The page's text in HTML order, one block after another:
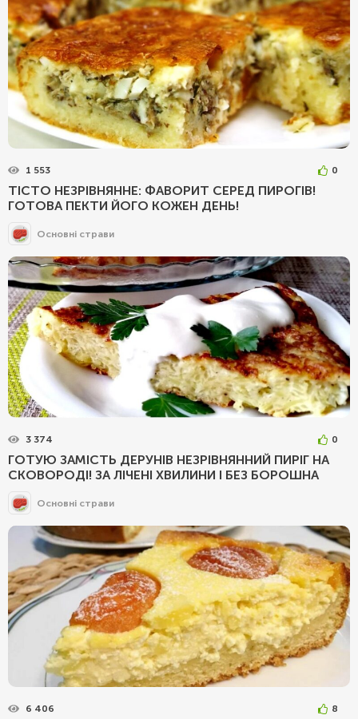
1 553 0
ТІСТО НЕЗРІВНЯННЕ: ФАВОРИТ СЕРЕД ПИРОГІВ!
ГОТОВА ПЕКТИ ЙОГО КОЖЕН ДЕНЬ!
Основні страви
3 374 0
ГОТУЮ ЗАМІСТЬ ДЕРУНІВ НЕЗРІВНЯННИЙ ПИРІГ НА
СКОВОРОДІ! ЗА ЛІЧЕНІ ХВИЛИНИ І БЕЗ БОРОШНА
Основні страви
6 406 8